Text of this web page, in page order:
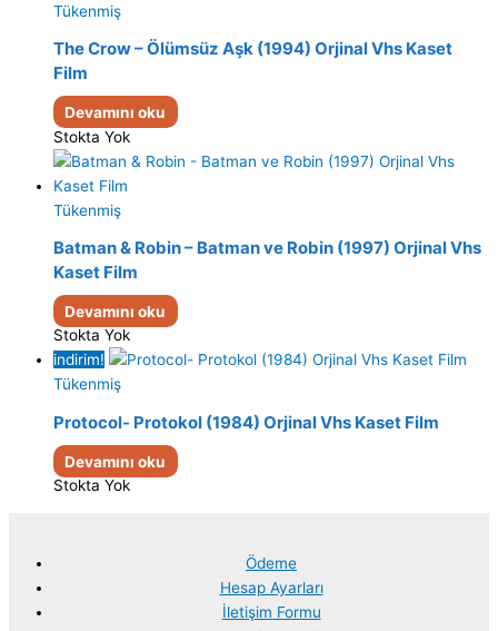
Tükenmiş
The Crow – Ölümsüz Aşk (1994) Orjinal Vhs Kaset
Film
Devamını oku
Stokta Yok
Tükenmiş
Batman & Robin – Batman ve Robin (1997) Orjinal Vhs
Kaset Film
Devamını oku
Stokta Yok
indirim!
Tükenmiş
Protocol- Protokol (1984) Orjinal Vhs Kaset Film
Devamını oku
Stokta Yok
Ödeme
Hesap Ayarları
İletişim Formu